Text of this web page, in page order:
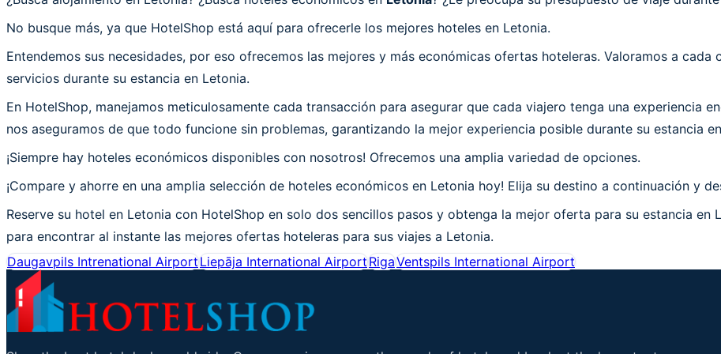
No busque más, ya que HotelShop está aquí para ofrecerle los mejores hoteles en Letonia.
Entendemos sus necesidades, por eso ofrecemos las mejores y más económicas ofertas hoteleras. Valoramos a
servicios durante su estancia en Letonia.
En HotelShop, manejamos meticulosamente cada transacción para asegurar que cada viajero tenga una experiencia
nos aseguramos de que todo funcione sin problemas, garantizando la mejor experiencia posible durante su estancia
¡Siempre hay hoteles económicos disponibles con nosotros! Ofrecemos una amplia variedad de opciones.
¡Compare y ahorre en una amplia selección de hoteles económicos en Letonia hoy! Elija su destino a continuación y
Reserve su hotel en Letonia con HotelShop en solo dos sencillos pasos y obtenga la mejor oferta para su estancia en
para encontrar al instante las mejores ofertas hoteleras para sus viajes a Letonia.
Daugavpils Intrenational AirportLiepāja International AirportRigaVentspils International Airport